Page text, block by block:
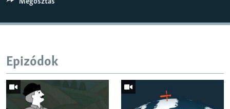
Megosztás
Epizódok